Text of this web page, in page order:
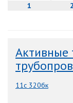
1 2
11с 320бк